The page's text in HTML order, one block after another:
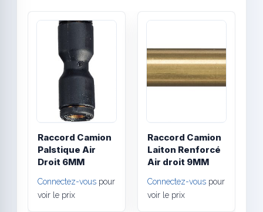
Raccord Camion
Palstique Air
Droit 6MM
Connectez-vous pour
voir le prix
Raccord Camion
Laiton Renforcé
Air droit 9MM
Connectez-vous pour
voir le prix